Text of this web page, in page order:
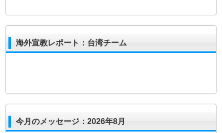
海外宣教レポート：台湾チーム
今月のメッセージ：2026年8月